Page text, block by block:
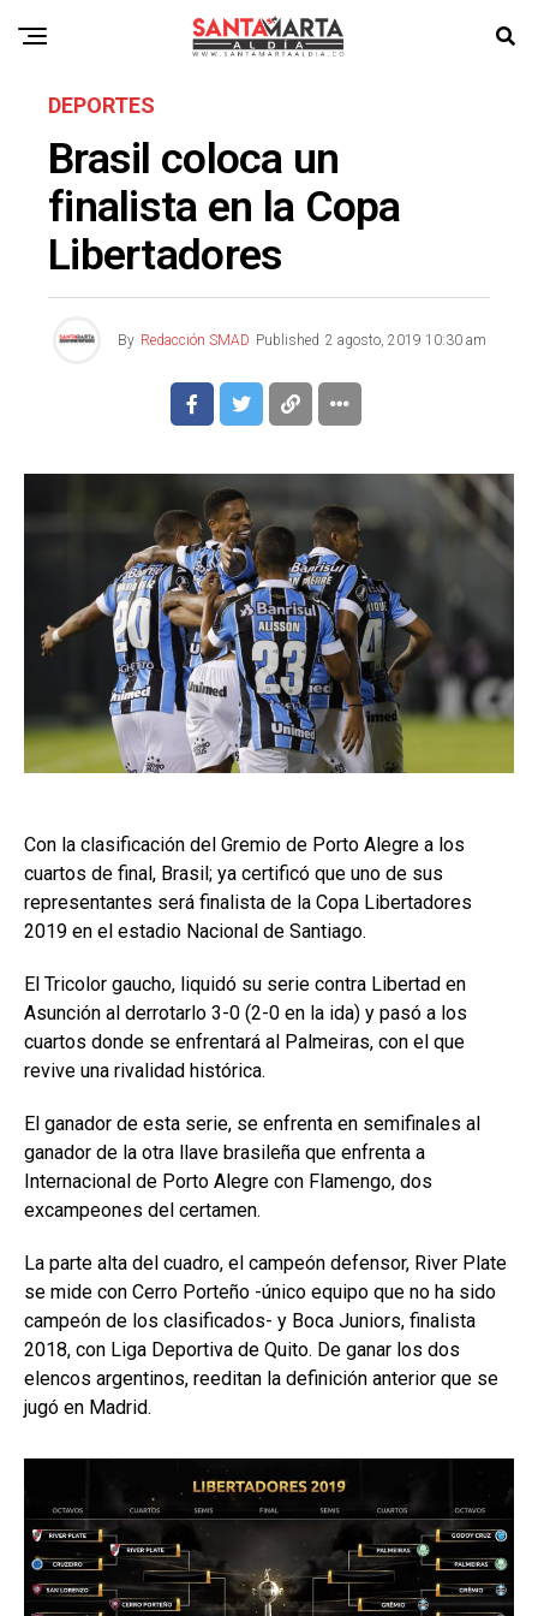
DEPORTES
Brasil coloca un
finalista en la Copa
Libertadores
By Redacción SMAD Published 2 agosto, 2019 10:30 am
Con la clasificación del Gremio de Porto Alegre a los
cuartos de final, Brasil; ya certificó que uno de sus
representantes será finalista de la Copa Libertadores
2019 en el estadio Nacional de Santiago.
El Tricolor gaucho, liquidó su serie contra Libertad en
Asunción al derrotarlo 3-0 (2-0 en la ida) y pasó a los
cuartos donde se enfrentará al Palmeiras, con el que
revive una rivalidad histórica.
El ganador de esta serie, se enfrenta en semifinales al
ganador de la otra llave brasileña que enfrenta a
Internacional de Porto Alegre con Flamengo, dos
excampeones del certamen.
La parte alta del cuadro, el campeón defensor, River Plate
se mide con Cerro Porteño -único equipo que no ha sido
campeón de los clasificados- y Boca Juniors, finalista
2018, con Liga Deportiva de Quito. De ganar los dos
elencos argentinos, reeditan la definición anterior que se
jugó en Madrid.